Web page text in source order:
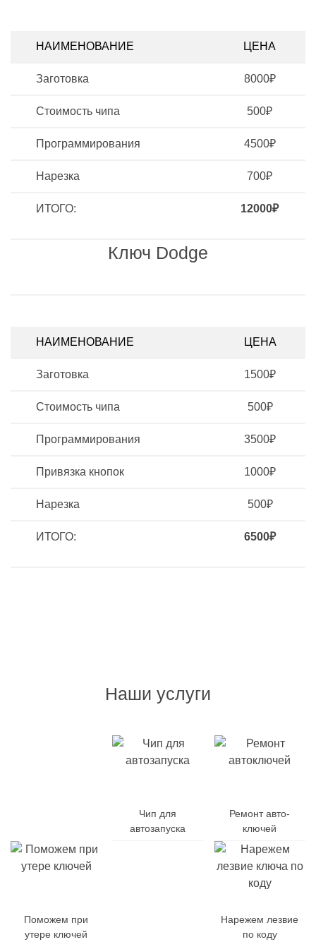
НАИМЕНОВАНИЕ ЦЕНА
Заготовка 8000₽
Стоимость чипа 500₽
Программирования 4500₽
Нарезка 700₽
ИТОГО: 12000₽
Ключ Dodge
НАИМЕНОВАНИЕ ЦЕНА
Заготовка 1500₽
Стоимость чипа 500₽
Программирования 3500₽
Привязка кнопок 1000₽
Нарезка 500₽
ИТОГО: 6500₽
Наши услуги
Чип для
автозапуска
Ремонт авто-
ключей
Поможем при
утере ключей
Нарежем лезвие
по коду